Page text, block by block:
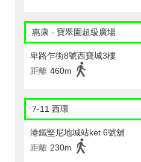
惠康 - 寶翠園超級廣場
卑路乍街8號西寶城3樓
距離 460m
7-11 西環
港鐵堅尼地城站ket 6號舖
距離 230m